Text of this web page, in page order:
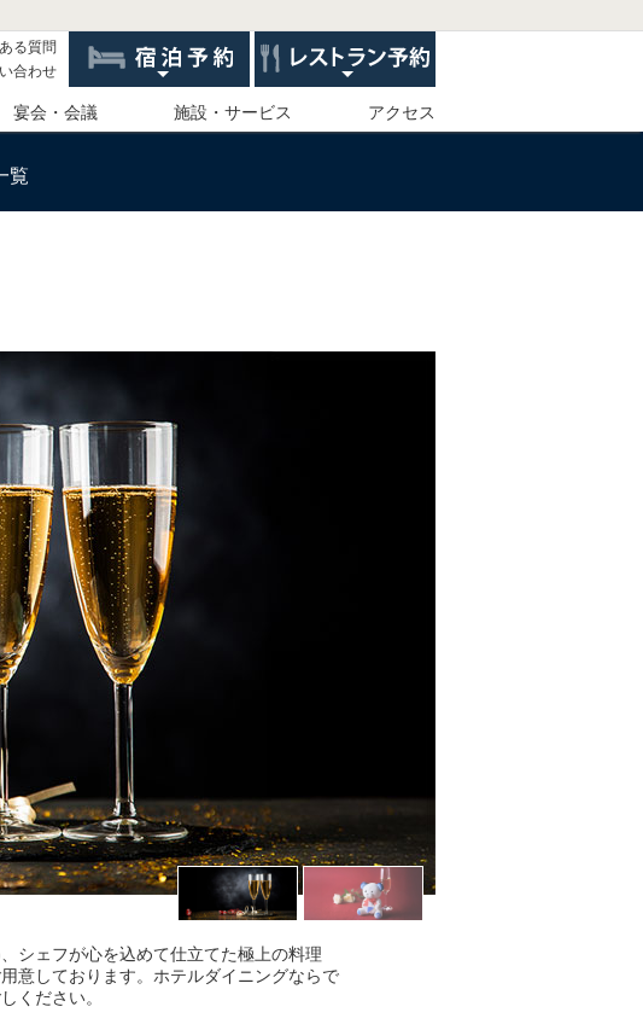
る質問
合わせ
宴会・会議 施設・サービス アクセス
覧
シェフが心を込めて仕立てた極上の料理
意しております。ホテルダイニングならで
ください。